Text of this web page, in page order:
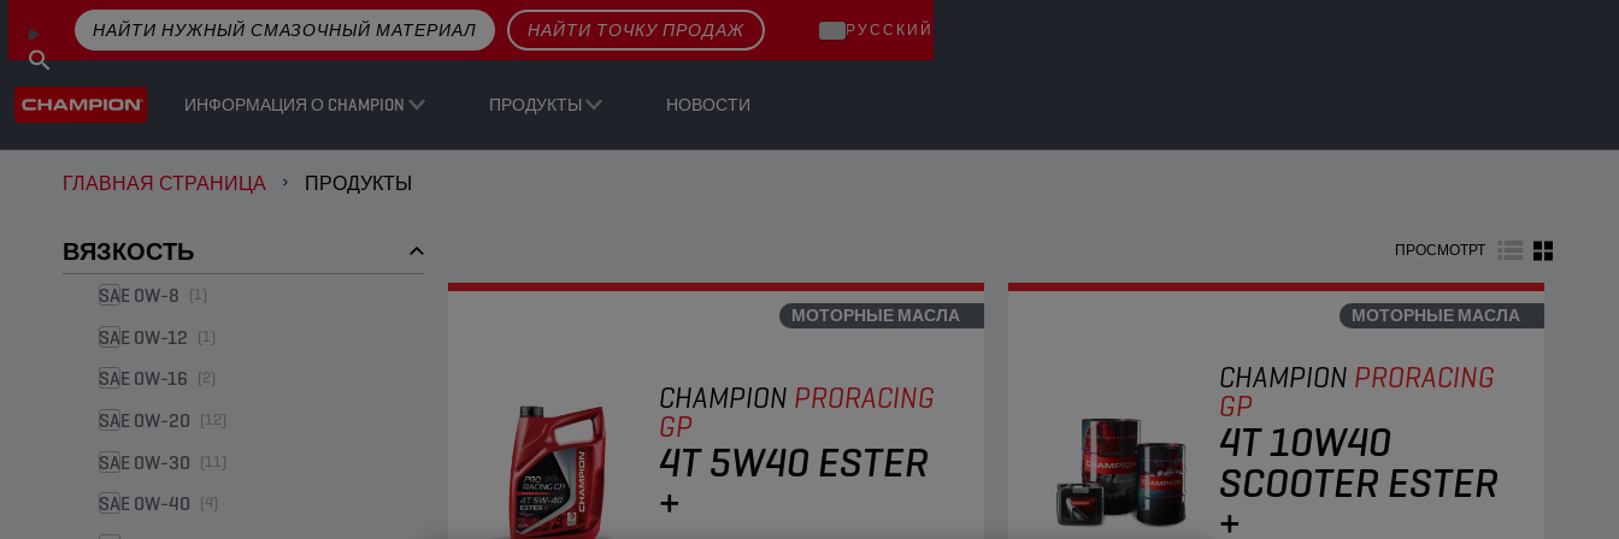
ИНФОРМАЦИЯ О CHAMPION ПРОДУКТЫ НОВОСТИ
НАЙТИ НУЖНЫЙ СМАЗОЧНЫЙ МАТЕРИАЛ НАЙТИ ТОЧКУ ПРОДАЖ РУССКИЙ
ГЛАВНАЯ СТРАНИЦА ПРОДУКТЫ
ВЯЗКОСТЬ
SAE 0W-8 (1)
SAE 0W-12 (1)
SAE 0W-16 (2)
SAE 0W-20 (12)
SAE 0W-30 (11)
SAE 0W-40 (4)
ПРОСМОТРТ
МОТОРНЫЕ МАСЛА
CHAMPION PRORACING
GP
4T 5W40 ESTER
+
МОТОРНЫЕ МАСЛА
CHAMPION PRORACING
GP
4T 10W40
SCOOTER ESTER
+